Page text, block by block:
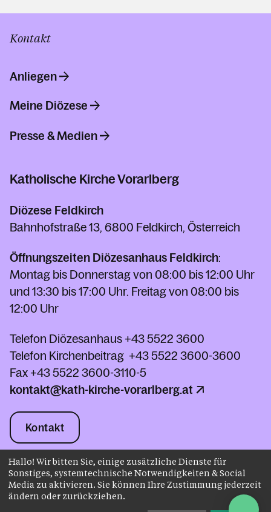
Kontakt
Anliegen
Meine Diözese
Presse & Medien
Katholische Kirche Vorarlberg
Diözese Feldkirch
Bahnhofstraße 13, 6800 Feldkirch, Österreich
Öffnungszeiten Diözesanhaus Feldkirch:
Montag bis Donnerstag von 08:00 bis 12:00 Uhr
und 13:30 bis 17:00 Uhr. Freitag von 08:00 bis
12:00 Uhr
Telefon Diözesanhaus +43 5522 3600
Telefon Kirchenbeitrag +43 5522 3600-3600
Fax +43 5522 3600-3110-5
kontakt@kath-kirche-vorarlberg.at
Kontakt
Impressum
Datenschutz
AGB
Instagram
Hallo! Wir bitten Sie, einige zusätzliche Dienste für
Sonstiges, systemtechnische Notwendigkeiten & Social
Media zu aktivieren. Sie können Ihre Zustimmung jederzeit
ändern oder zurückziehen.